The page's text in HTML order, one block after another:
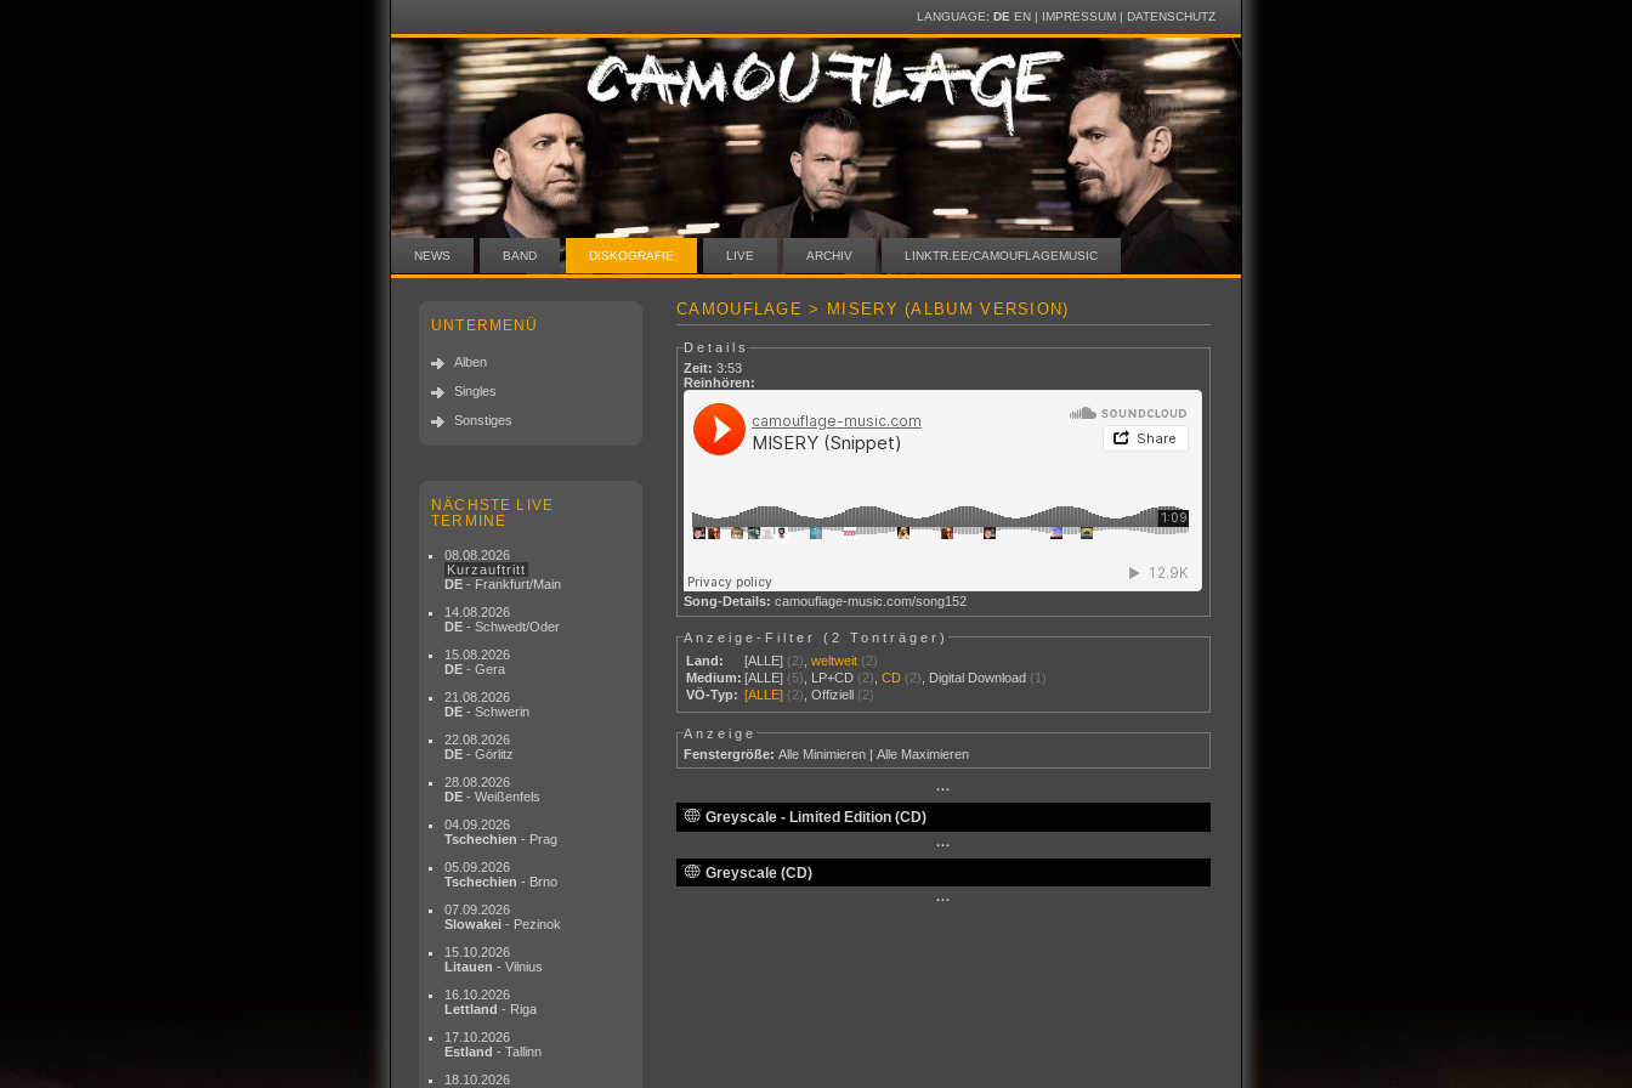
LANGUAGE: DE EN| IMPRESSUM| DATENSCHUTZ
NEWS BAND DISKOGRAFIE LIVE ARCHIV LINKTR.EE/CAMOUFLAGEMUSIC
UNTERMENÜ
Alben
Singles
Sonstiges
NÄCHSTE LIVE
TERMINE
08.08.2026
Kurzauftritt
DE - Frankfurt/Main
14.08.2026
DE - Schwedt/Oder
15.08.2026
DE - Gera
21.08.2026
DE - Schwerin
22.08.2026
DE - Görlitz
28.08.2026
DE - Weißenfels
04.09.2026
Tschechien - Prag
05.09.2026
Tschechien - Brno
07.09.2026
Slowakei - Pezinok
15.10.2026
Litauen - Vilnius
16.10.2026
Lettland - Riga
17.10.2026
Estland - Tallinn
18.10.2026
CAMOUFLAGE > MISERY (ALBUM VERSION)
Details
Zeit: 3:53
Reinhören:
Song-Details: camouflage-music.com/song152
Anzeige-Filter (2 Tonträger)
Land:
[ALLE] (2) ,weltweit (2)
Medium: [ALLE] (5) LP+CD (2) ,CD (2) Digital Download (1)
VÖ-Typ: [ALLE] (2) ,Offiziell (2)
Anzeige
Fenstergröße: Alle Minimieren |Alle Maximieren
···
Greyscale - Limited Edition (CD)
···
Greyscale (CD)
···